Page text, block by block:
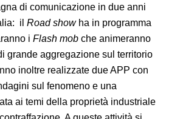
di comunicazione in due anni
il Road showha in programma
i Flash mob che animeranno
grande aggregazione sul territorio
inoltre realizzate due APP con
sul fenomeno e una
ai temi della proprietà industriale